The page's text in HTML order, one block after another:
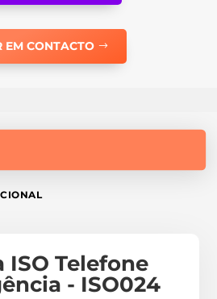
EM CONTACTO
ISO Telefone
- ISO024